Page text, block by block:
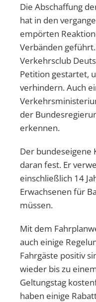
Die Abschaffung
hat in den
empörten
Verbänden
Verkehrsclub
Petition gestartet,
verhindern. Auch
der
erkennen.
Der bundeseigene
daran fest. Er
einschließlich 14
Erwachsenen für
müssen.
Mit dem
auch einige
Fahrgäste positiv
wieder bis zu
Geltungstag
haben einige